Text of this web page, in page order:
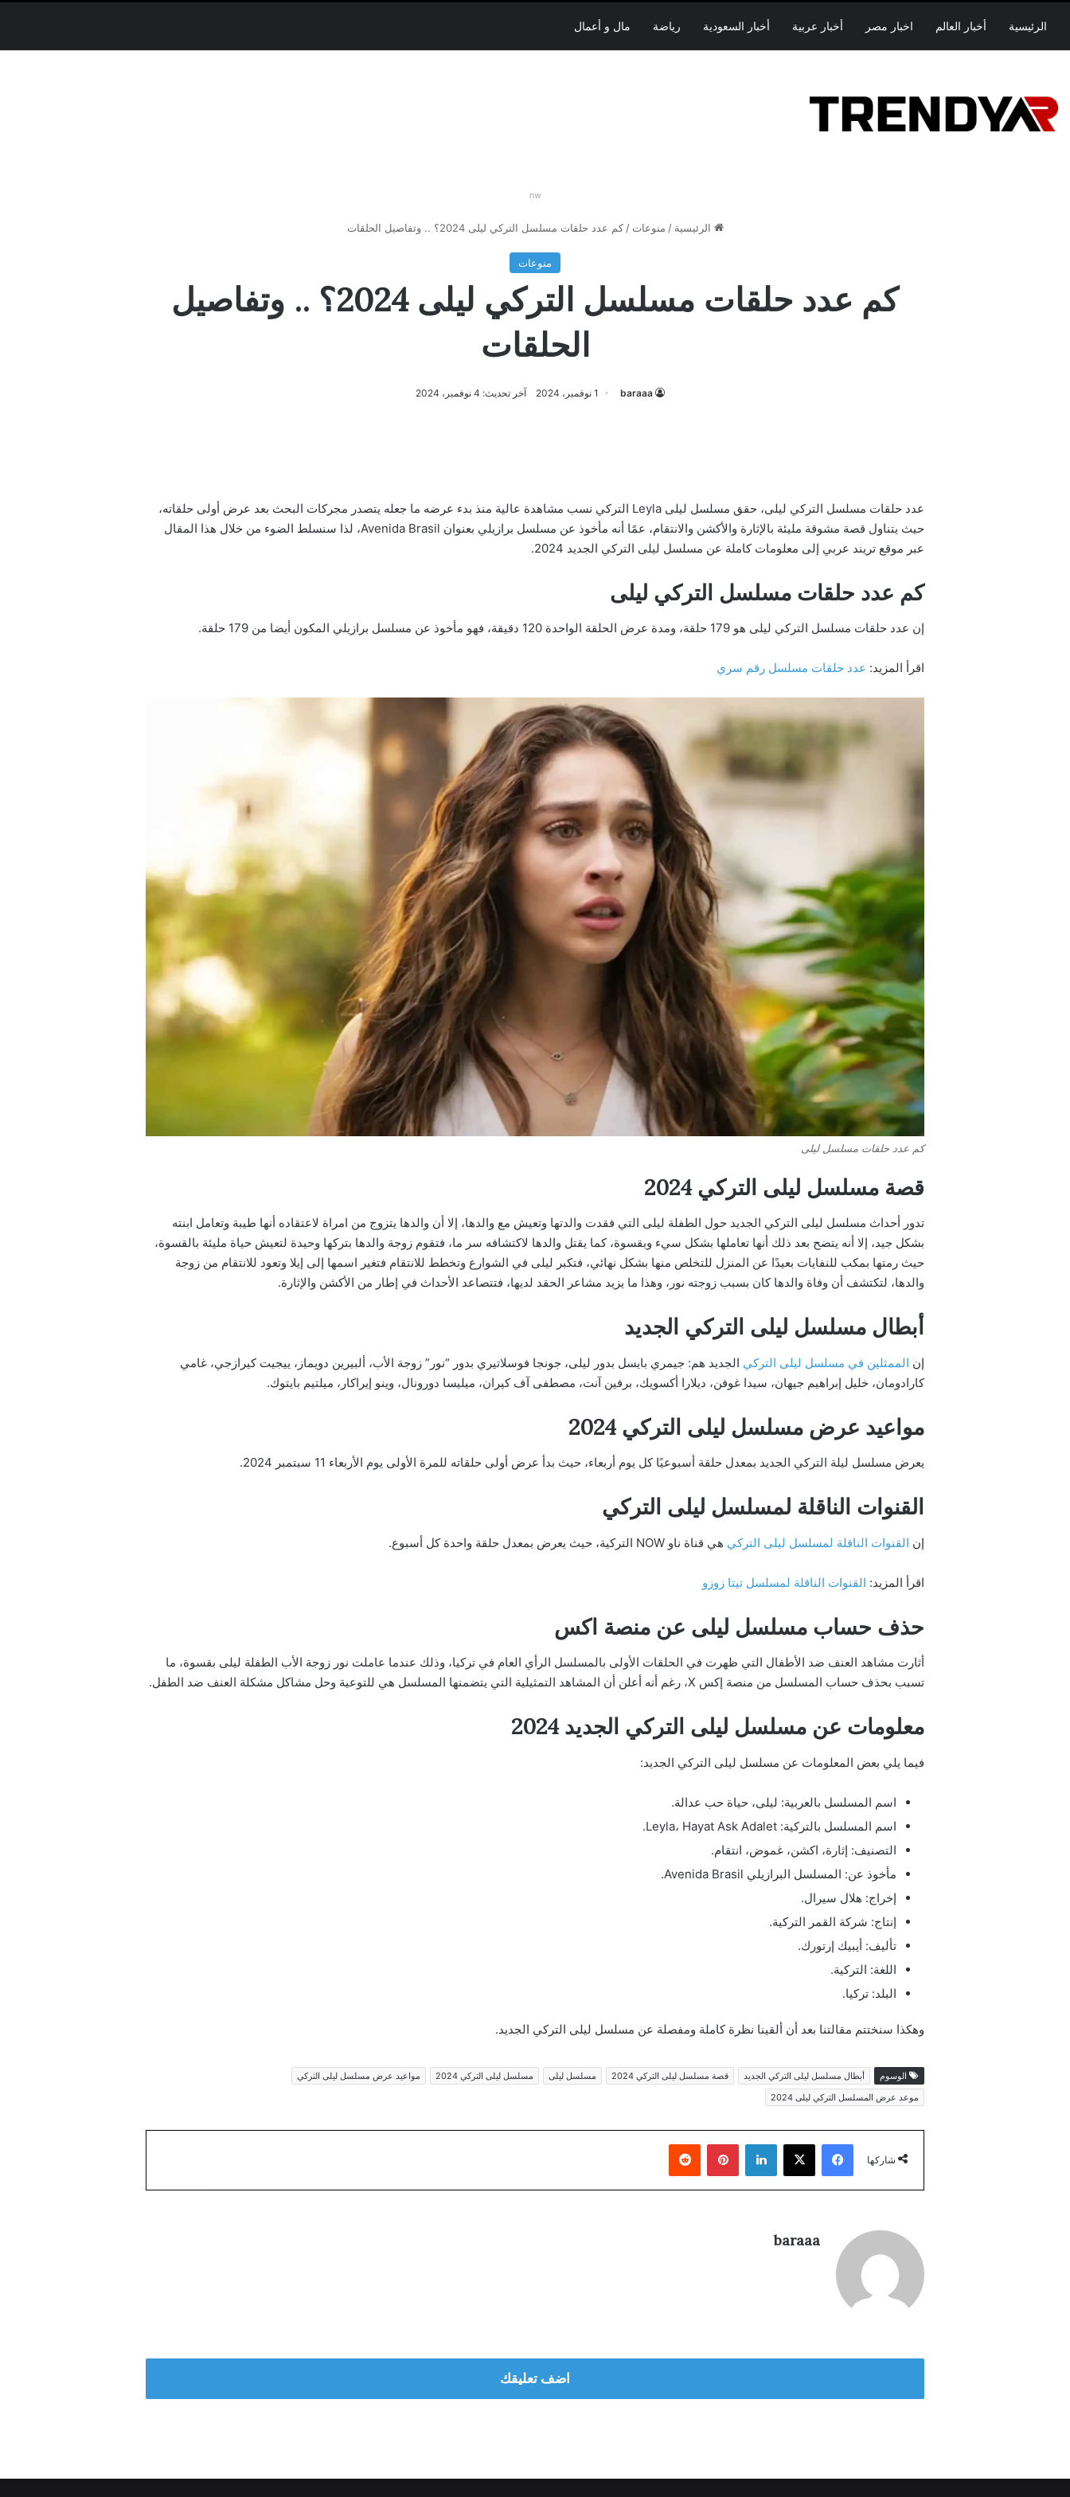
الرئيسية أخبار العالم اخبار مصر أخبار عربية أخبار السعودية رياضة مال و أعمال
nw
الرئيسية / منوعات / كم عدد حلقات مسلسل التركي ليلى 2024؟ .. وتفاصيل الحلقات
منوعات
كم عدد حلقات مسلسل التركي ليلى 2024؟ .. وتفاصيل
الحلقات
baraaa 1 نوفمبر، 2024 آخر تحديث: 4 نوفمبر، 2024
عدد حلقات مسلسل التركي ليلى، حقق مسلسل ليلى Leyla التركي نسب مشاهدة عالية منذ بدء عرضه ما جعله يتصدر مجركات البحث بعد عرض أولى حلقاته،
حيث يتناول قصة مشوقة مليئة بالإثارة والأكشن والانتقام، عمًا أنه مأخوذ عن مسلسل برازيلي بعنوان Avenida Brasil، لذا سنسلط الضوء من خلال هذا المقال
عبر موقع تريند عربي إلى معلومات كاملة عن مسلسل ليلى التركي الجديد 2024.
كم عدد حلقات مسلسل التركي ليلى
إن عدد حلقات مسلسل التركي ليلى هو 179 حلقة، ومدة عرض الحلقة الواحدة 120 دقيقة، فهو مأخوذ عن مسلسل برازيلي المكون أيضا من 179 حلقة.
اقرأ المزيد: عدد حلقات مسلسل رقم سري
كم عدد حلقات مسلسل ليلى
قصة مسلسل ليلى التركي 2024
تدور أحداث مسلسل ليلى التركي الجديد حول الطفلة ليلى التي فقدت والدتها وتعيش مع والدها، إلا أن والدها يتزوج من امراة لاعتقاده أنها طيبة وتعامل ابنته
بشكل جيد، إلا أنه يتضح بعد ذلك أنها تعاملها بشكل سيء وبقسوة، كما يقتل والدها لاكتشافه سر ما، فتقوم زوجة والدها بتركها وحيدة لتعيش حياة مليئة بالقسوة،
حيث رمتها بمكب للنفايات بعيدًا عن المنزل للتخلص منها بشكل نهائي، فتكبر ليلى في الشوارع وتخطط للانتقام فتغير اسمها إلى إيلا وتعود للانتقام من زوجة
والدها، لتكتشف أن وفاة والدها كان بسبب زوجته نور، وهذا ما يزيد مشاعر الحقد لديها، فتتصاعد الأحداث في إطار من الأكشن والإثارة.
أبطال مسلسل ليلى التركي الجديد
إن الممثلين في مسلسل ليلى التركي الجديد هم: جيمري بايسل بدور ليلى، جونجا فوسلاتيري بدور “نور” زوجة الأب، ألبيرين دويماز، ييجيت كيرازجي، غامي
كارادومان، خليل إبراهيم جيهان، سيدا غوفن، ديلارا أكسويك، برفين آنت، مصطفى آف كيران، ميليسا دورونال، وينو إيراكار، ميلتيم بايتوك.
مواعيد عرض مسلسل ليلى التركي 2024
يعرض مسلسل ليلة التركي الجديد بمعدل حلقة أسبوعيًا كل يوم أربعاء، حيث بدأ عرض أولى حلقاته للمرة الأولى يوم الأربعاء 11 سبتمبر 2024.
القنوات الناقلة لمسلسل ليلى التركي
إن القنوات الناقلة لمسلسل ليلى التركي هي قناة ناو NOW التركية، حيث يعرض بمعدل حلقة واحدة كل أسبوع.
اقرأ المزيد: القنوات الناقلة لمسلسل تيتا زوزو
حذف حساب مسلسل ليلى عن منصة اكس
أثارت مشاهد العنف ضد الأطفال التي ظهرت في الحلقات الأولى بالمسلسل الرأي العام في تركيا، وذلك عندما عاملت نور زوجة الأب الطفلة ليلى بقسوة، ما
تسبب بحذف حساب المسلسل من منصة إكس X، رغم أنه أعلن أن المشاهد التمثيلية التي يتضمنها المسلسل هي للتوعية وحل مشاكل مشكلة العنف ضد الطفل.
معلومات عن مسلسل ليلى التركي الجديد 2024
فيما يلي بعض المعلومات عن مسلسل ليلى التركي الجديد:
اسم المسلسل بالعربية: ليلى، حياة حب عدالة.
اسم المسلسل بالتركية: Leyla، Hayat Ask Adalet.
التصنيف: إثارة، اكشن، غموض، انتقام.
مأخوذ عن: المسلسل البرازيلي Avenida Brasil.
إخراج: هلال سيرال.
إنتاج: شركة القمر التركية.
تأليف: أيبيك إرتورك.
اللغة: التركية.
البلد: تركيا.
وهكذا سنختتم مقالتنا بعد أن ألقينا نظرة كاملة ومفصلة عن مسلسل ليلى التركي الجديد.
الوسوم أبطال مسلسل ليلى التركي الجديد قصة مسلسل ليلى التركي 2024 مسلسل ليلى مسلسل ليلى التركي 2024
مواعيد عرض مسلسل ليلى التركي
موعد عرض المسلسل التركي ليلى 2024
شاركها
فيسبوك لينكدإن بينتيريست
baraaa
اضف تعليقك